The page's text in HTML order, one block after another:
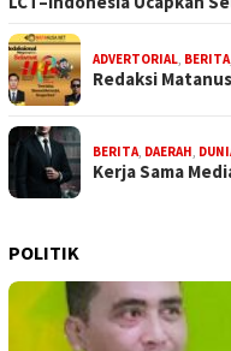
ADVERTORIAL BERITA
Redaksi
BERITA DAERAH
Kerja Sama
POLITIK